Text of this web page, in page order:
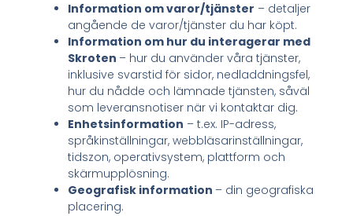
Information om varor/tjänster – detaljer
angående de varor/tjänster du har köpt.
Information om hur du interagerar med
Skroten – hur du använder våra tjänster,
inklusive svarstid för sidor, nedladdningsfel,
hur du nådde och lämnade tjänsten, såväl
som leveransnotiser när vi kontaktar dig.
Enhetsinformation – t.ex. IP-adress,
språkinställningar, webbläsarinställningar,
tidszon, operativsystem, plattform och
skärmupplösning.
Geografisk information – din geografiska
placering.